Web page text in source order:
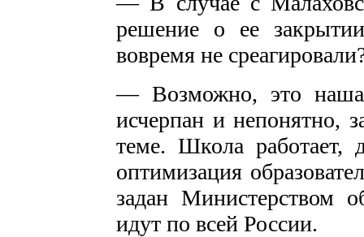
решение о ее
вовремя не
— Возможно, это наша
исчерпан и непонятно,
теме. Школа работает,
оптимизация
задан Министерством
идут по всей России.